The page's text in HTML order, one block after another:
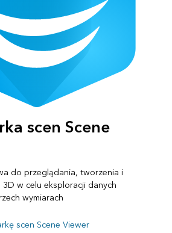
scen Scene
do przeglądania, tworzenia i
w celu eksploracji danych
wymiarach
scen Scene Viewer